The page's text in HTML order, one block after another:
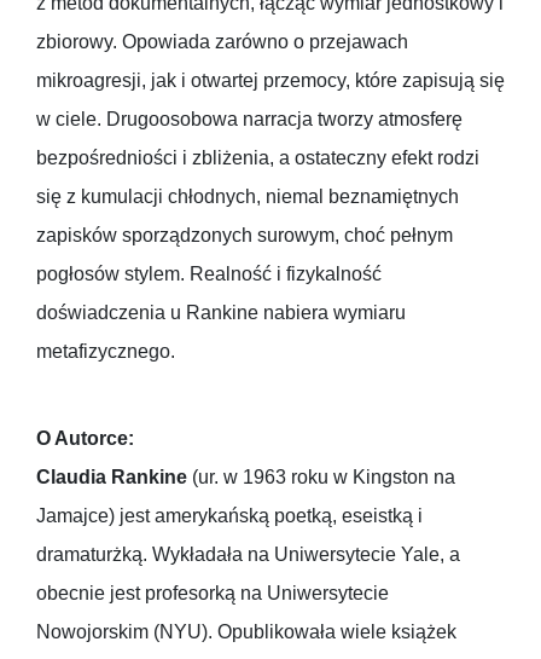
zbiorowy. Opowiada zarówno o przejawach
mikroagresji, jak i otwartej przemocy, które zapisują się
w ciele. Drugoosobowa narracja tworzy atmosferę
bezpośredniości i zbliżenia, a ostateczny efekt rodzi
się z kumulacji chłodnych, niemal beznamiętnych
zapisków sporządzonych surowym, choć pełnym
pogłosów stylem. Realność i fizykalność
doświadczenia u Rankine nabiera wymiaru
metafizycznego.
O Autorce:
Claudia Rankine (ur. w 1963 roku w Kingston na
Jamajce) jest amerykańską poetką, eseistką i
dramaturżką. Wykładała na Uniwersytecie Yale, a
obecnie jest profesorką na Uniwersytecie
Nowojorskim (NYU). Opublikowała wiele książek